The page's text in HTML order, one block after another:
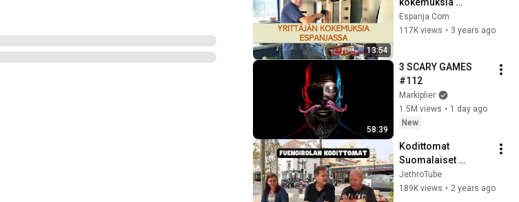
13:54
Espanjassa - Jethro
Rostedt
Espanja.Com
117K views • 3 years ago
58:39
3 SCARY GAMES
#112
Markiplier
1.5M views • 1 day ago
New
Kodittomat
Suomalaiset
Espanjassa
JethroTube
189K views • 2 years ago